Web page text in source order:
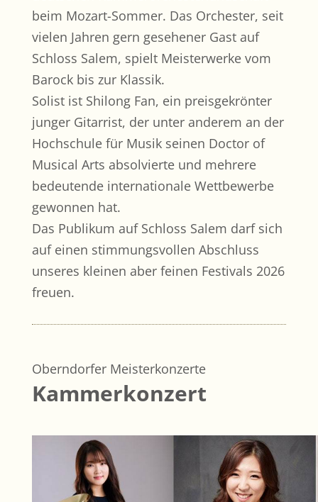
beim Mozart-Sommer. Das Orchester, seit
vielen Jahren gern gesehener Gast auf
Schloss Salem, spielt Meisterwerke vom
Barock bis zur Klassik.
Solist ist Shilong Fan, ein preisgekrönter
junger Gitarrist, der unter anderem an der
Hochschule für Musik seinen Doctor of
Musical Arts absolvierte und mehrere
bedeutende internationale Wettbewerbe
gewonnen hat.
Das Publikum auf Schloss Salem darf sich
auf einen stimmungsvollen Abschluss
unseres kleinen aber feinen Festivals 2026
freuen.
Oberndorfer Meisterkonzerte
Kammerkonzert